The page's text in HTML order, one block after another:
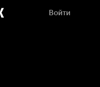
Войти